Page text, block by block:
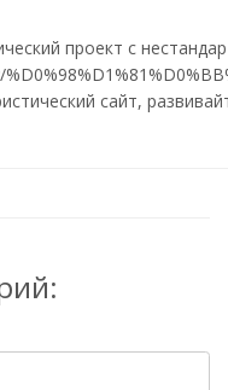
проект с
сайт,